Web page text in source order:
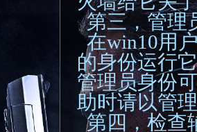
第三，管理
在win10用
的身份运行
管理员身份
助时请以管
第四，检查